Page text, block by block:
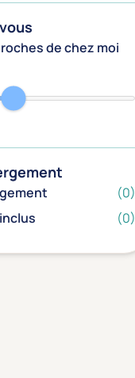
de chez moi
(0)
(0)